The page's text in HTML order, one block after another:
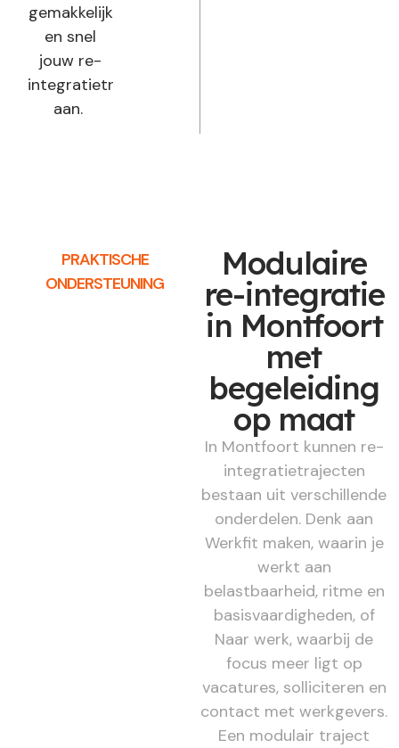
gemakkelijk
en snel
jouw re-
integratietraject
aan.
PRAKTISCHE
ONDERSTEUNING
Modulaire
re-integratie
in Montfoort
met
begeleiding
op maat
In Montfoort kunnen re-
integratietrajecten
bestaan uit verschillende
onderdelen. Denk aan
Werkfit maken, waarin je
werkt aan
belastbaarheid, ritme en
basisvaardigheden, of
Naar werk, waarbij de
focus meer ligt op
vacatures, solliciteren en
contact met werkgevers.
Een modulair traject